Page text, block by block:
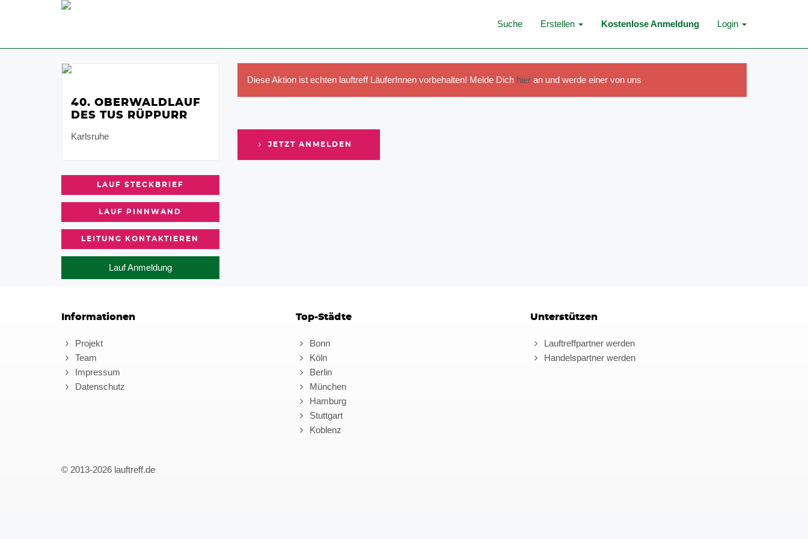
Suche Erstellen Kostenlose Anmeldung Login
40. OBERWALDLAUF
DES TUS RÜPPURR
Karlsruhe
LAUF STECKBRIEF
LAUF PINNWAND
LEITUNG KONTAKTIEREN
Lauf Anmeldung
Diese Aktion ist echten lauftreff LäuferInnen vorbehalten! Melde Dich hieran und werde einer von uns
JETZT ANMELDEN
Informationen
Projekt
Team
Impressum
Datenschutz
Top-Städte
Bonn
Köln
Berlin
München
Hamburg
Stuttgart
Koblenz
Unterstützen
Lauftreffpartner werden
Handelspartner werden
© 2013-2026 lauftreff.de